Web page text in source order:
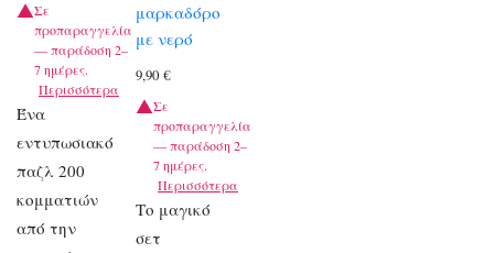
Σε
προπαραγγελία
— παράδοση 2–
7 ημέρες.
Περισσότερα
Ένα
εντυπωσιακό
παζλ 200
κομματιών
από την
μαρκαδόρο
με νερό
9,90€
Σε
προπαραγγελία
— παράδοση 2–
7 ημέρες.
Περισσότερα
Το μαγικό
σετ